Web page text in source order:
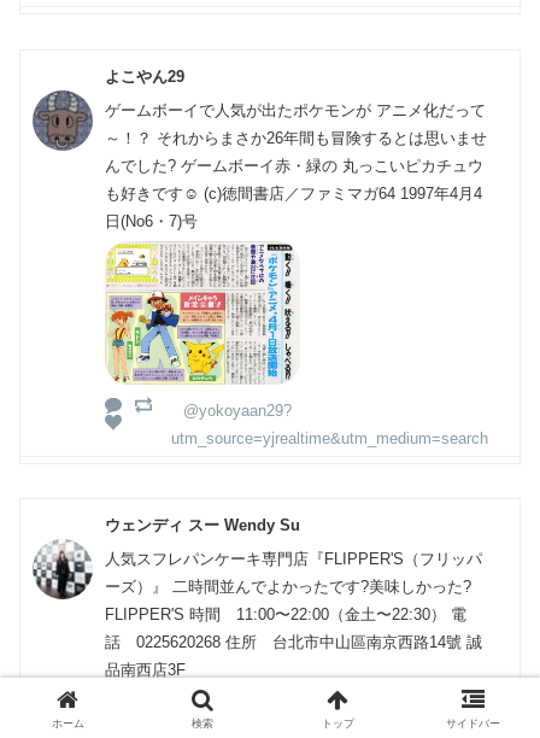
よこやん29
ゲームボーイで人気が出たポケモンが アニメ化だって
～！？ それからまさか26年間も冒険するとは思いませ
んでした? ゲームボーイ赤・緑の 丸っこいピカチュウ
も好きです☺ (c)徳間書店／ファミマガ64 1997年4月4
日(No6・7)号
@yokoyaan29?
utm_source=yjrealtime&utm_medium=search
ウェンディ スー Wendy Su
人気スフレパンケーキ専門店『FLIPPER'S（フリッパ
ーズ）』 二時間並んでよかったです?美味しかった?
FLIPPER'S 時間 11:00〜22:00（金土〜22:30） 電
話 0225620268 住所 台北市中山區南京西路14號 誠
品南西店3F
@sorasu630?
utm_source=yjrealtime&utm_medium=search
ホーム 検索 トップ サイドバー